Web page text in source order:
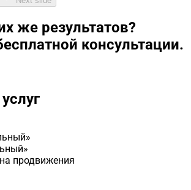
же результатов?
консультации.
продвижения